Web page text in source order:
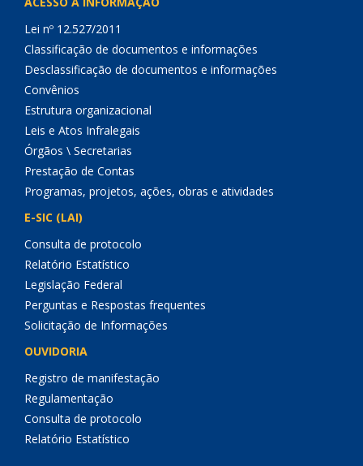
Lei nº 12.527/2011
Classificação de documentos e informações
Desclassificação de documentos e informações
Convênios
Estrutura organizacional
Leis e Atos Infralegais
Órgãos \ Secretarias
Prestação de Contas
Programas, projetos, ações, obras e atividades
E-SIC (LAI)
Consulta de protocolo
Relatório Estatístico
Legislação Federal
Perguntas e Respostas frequentes
Solicitação de Informações
OUVIDORIA
Registro de manifestação
Regulamentação
Consulta de protocolo
Relatório Estatístico